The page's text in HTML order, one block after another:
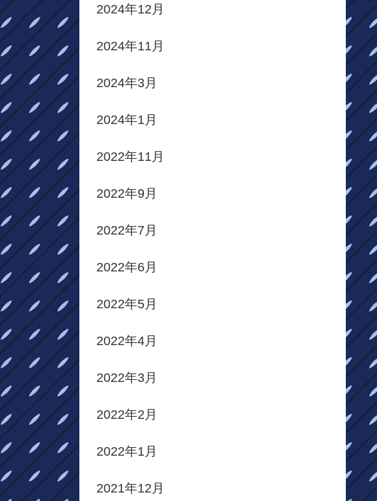
2024年12月
2024年11月
2024年3月
2024年1月
2022年11月
2022年9月
2022年7月
2022年6月
2022年5月
2022年4月
2022年3月
2022年2月
2022年1月
2021年12月